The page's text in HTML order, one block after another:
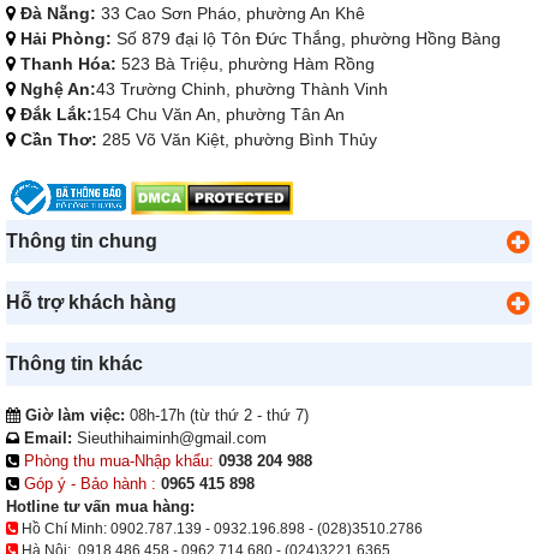
Đà Nẵng: 33 Cao Sơn Pháo, phường An Khê
Hải Phòng: Số 879 đại lộ Tôn Đức Thắng, phường Hồng Bàng
Thanh Hóa: 523 Bà Triệu, phường Hàm Rồng
Nghệ An:43 Trường Chinh, phường Thành Vinh
Đắk Lắk:154 Chu Văn An, phường Tân An
Cần Thơ: 285 Võ Văn Kiệt, phường Bình Thủy
Thông tin chung
Hỗ trợ khách hàng
Thông tin khác
Giờ làm việc: 08h-17h (từ thứ 2 - thứ 7)
Email: Sieuthihaiminh@gmail.com
Phòng thu mua-Nhập khẩu: 0938 204 988
Góp ý - Bảo hành : 0965 415 898
Hotline tư vấn mua hàng:
Hồ Chí Minh: 0902.787.139 - 0932.196.898 - (028)3510.2786